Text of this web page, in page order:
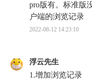
pro版有。标准版
户端的浏览记录
2022-08-12 14:23:10
浮云先生
1.增加浏览记录